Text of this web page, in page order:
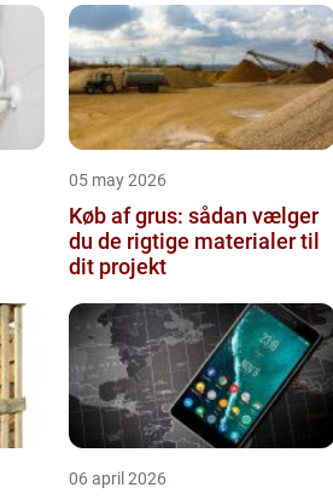
05 may 2026
Køb af grus: sådan vælger
du de rigtige materialer til
dit projekt
06 april 2026